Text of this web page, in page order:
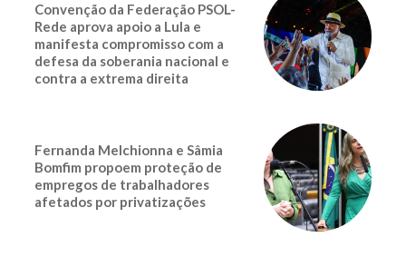
Convenção da Federação PSOL-
Rede aprova apoio a Lula e
manifesta compromisso com a
defesa da soberania nacional e
contra a extrema direita
Fernanda Melchionna e Sâmia
Bomfim propoem proteção de
empregos de trabalhadores
afetados por privatizações